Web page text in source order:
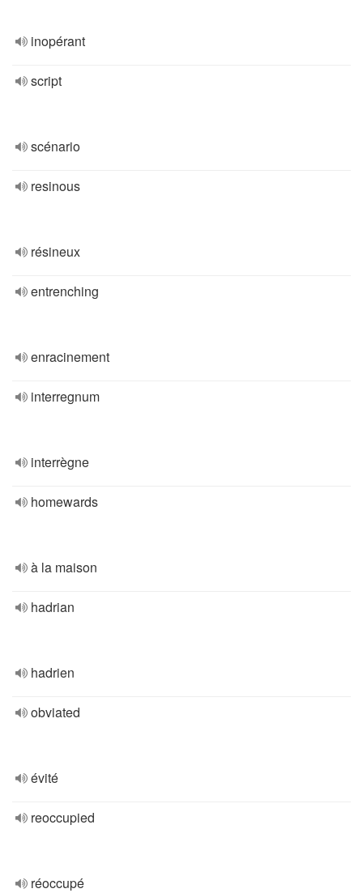
inopérant
script
scénario
resinous
résineux
entrenching
enracinement
interregnum
interrègne
homewards
à la maison
hadrian
hadrien
obviated
évité
reoccupied
réoccupé